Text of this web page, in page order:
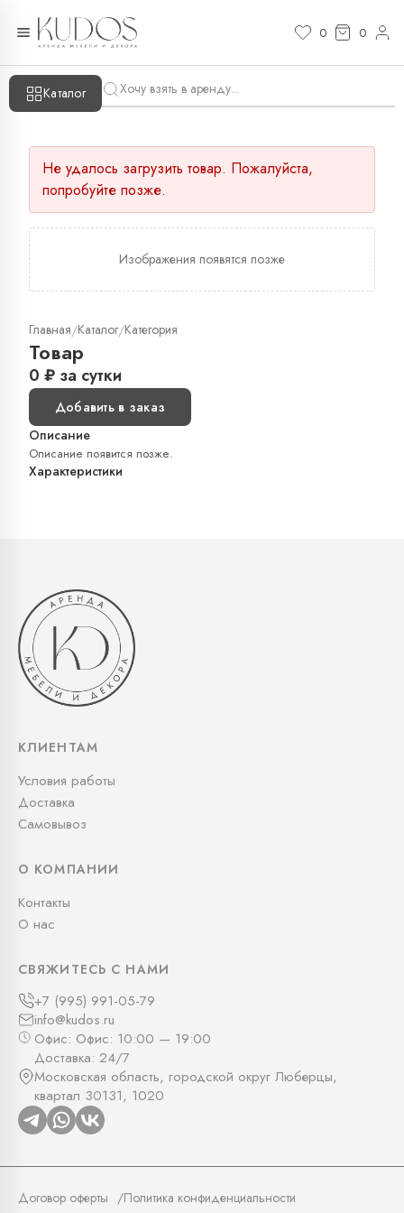
0 0
Каталог
Не удалось загрузить товар. Пожалуйста,
попробуйте позже.
Изображения появятся позже
Главная/Каталог/Категория
Товар
0 ₽ за сутки
Добавить в заказ
Описание
Описание появится позже.
Характеристики
КЛИЕНТАМ
Условия работы
Доставка
Самовывоз
О КОМПАНИИ
Контакты
О нас
СВЯЖИТЕСЬ С НАМИ
+7 (995) 991-05-79
info@kudos.ru
Офис: Офис: 10:00 — 19:00
Доставка: 24/7
Московская область, городской округ Люберцы,
квартал 30131, 1020
Договор оферты Политика конфиденциальности